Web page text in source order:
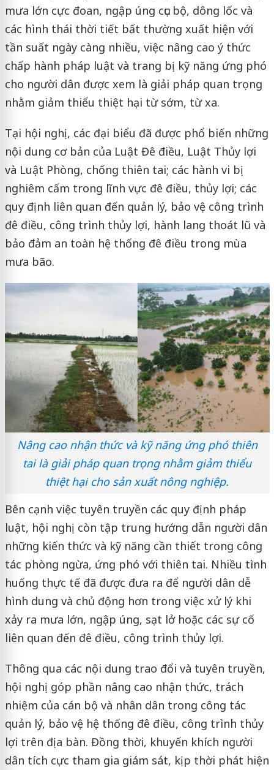
mưa lớn cực đoan, ngập úng cục bộ, dông lốc và
các hình thái thời tiết bất thường xuất hiện với
tần suất ngày càng nhiều, việc nâng cao ý thức
chấp hành pháp luật và trang bị kỹ năng ứng phó
cho người dân được xem là giải pháp quan trọng
nhằm giảm thiểu thiệt hại từ sớm, từ xa.
Tại hội nghị, các đại biểu đã được phổ biến những
nội dung cơ bản của Luật Đê điều, Luật Thủy lợi
và Luật Phòng, chống thiên tai; các hành vi bị
nghiêm cấm trong lĩnh vực đê điều, thủy lợi; các
quy định liên quan đến quản lý, bảo vệ công trình
đê điều, công trình thủy lợi, hành lang thoát lũ và
bảo đảm an toàn hệ thống đê điều trong mùa
mưa bão.
Nâng cao nhận thức và kỹ năng ứng phó thiên
tai là giải pháp quan trọng nhằm giảm thiểu
thiệt hại cho sản xuất nông nghiệp.
Bên cạnh việc tuyên truyền các quy định pháp
luật, hội nghị còn tập trung hướng dẫn người dân
những kiến thức và kỹ năng cần thiết trong công
tác phòng ngừa, ứng phó với thiên tai. Nhiều tình
huống thực tế đã được đưa ra để người dân dễ
hình dung và chủ động hơn trong việc xử lý khi
xảy ra mưa lớn, ngập úng, sạt lở hoặc các sự cố
liên quan đến đê điều, công trình thủy lợi.
Thông qua các nội dung trao đổi và tuyên truyền,
hội nghị góp phần nâng cao nhận thức, trách
nhiệm của cán bộ và nhân dân trong công tác
quản lý, bảo vệ hệ thống đê điều, công trình thủy
lợi trên địa bàn. Đồng thời, khuyến khích người
dân tích cực tham gia giám sát, kịp thời phát hiện